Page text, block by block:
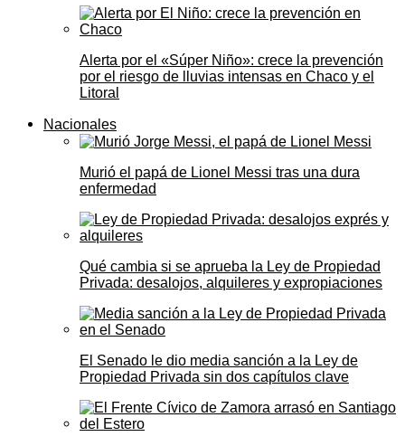
Alerta por el «Súper Niño»: crece la prevención
por el riesgo de lluvias intensas en Chaco y el
Litoral
Nacionales
Murió el papá de Lionel Messi tras una dura
enfermedad
Qué cambia si se aprueba la Ley de Propiedad
Privada: desalojos, alquileres y expropiaciones
El Senado le dio media sanción a la Ley de
Propiedad Privada sin dos capítulos clave